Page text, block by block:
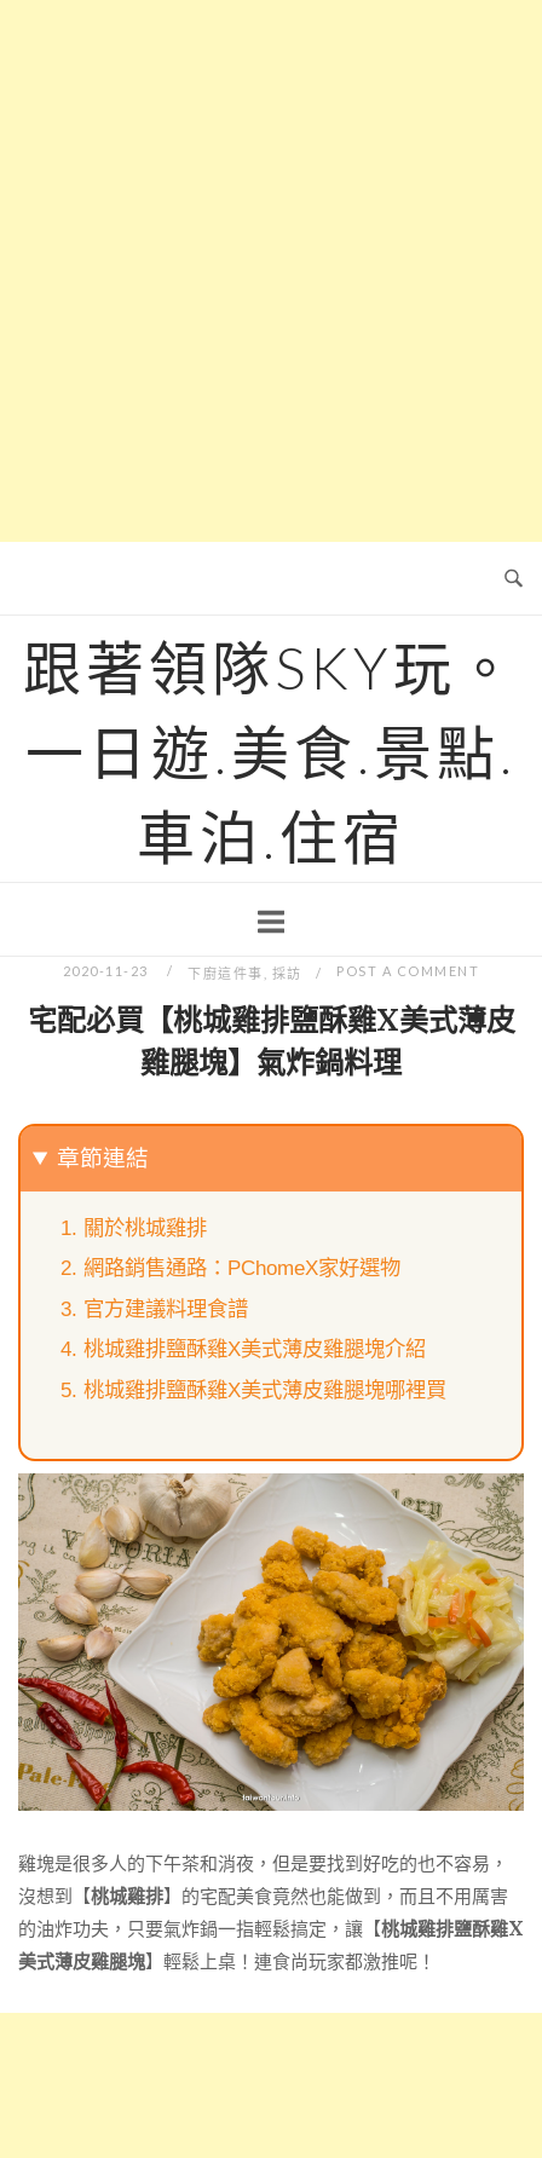
跟著領隊SKY玩。
一日遊.美食.景點.
車泊.住宿
2020-11-23 下廚這件事 採訪 POST A COMMENT
宅配必買【桃城雞排鹽酥雞X美式薄皮
雞腿塊】氣炸鍋料理
章節連結
關於桃城雞排
網路銷售通路：PChomeX家好選物
官方建議料理食譜
桃城雞排鹽酥雞X美式薄皮雞腿塊介紹
桃城雞排鹽酥雞X美式薄皮雞腿塊哪裡買
雞塊是很多人的下午茶和消夜，但是要找到好吃的也不容易，
沒想到【桃城雞排】的宅配美食竟然也能做到，而且不用厲害
的油炸功夫，只要氣炸鍋一指輕鬆搞定，讓【桃城雞排鹽酥雞X
美式薄皮雞腿塊】輕鬆上桌！連食尚玩家都激推呢！